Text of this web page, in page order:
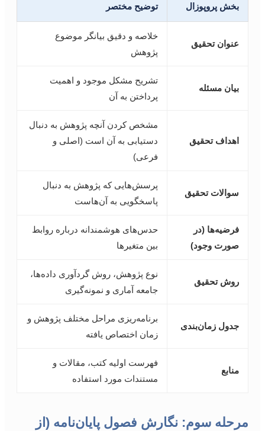
بخش پروپوزال توضیح مختصر
عنوان تحقیق
خلاصه و دقیق بیانگر موضوع
پژوهش
بیان مسئله
تشریح مشکل موجود و اهمیت
پرداختن به آن
اهداف تحقیق
مشخص کردن آنچه پژوهش به دنبال
دستیابی به آن است (اصلی و
فرعی)
سوالات تحقیق
پرسش‌هایی که پژوهش به دنبال
پاسخگویی به آن‌هاست
فرضیه‌ها (در
صورت وجود)
حدس‌های هوشمندانه درباره روابط
بین متغیرها
روش تحقیق
نوع پژوهش، روش گردآوری داده‌ها،
جامعه آماری و نمونه‌گیری
جدول زمان‌بندی
برنامه‌ریزی مراحل مختلف پژوهش و
زمان اختصاص یافته
منابع
فهرست اولیه کتب، مقالات و
مستندات مورد استفاده
مرحله سوم: نگارش فصول پایان‌نامه (از